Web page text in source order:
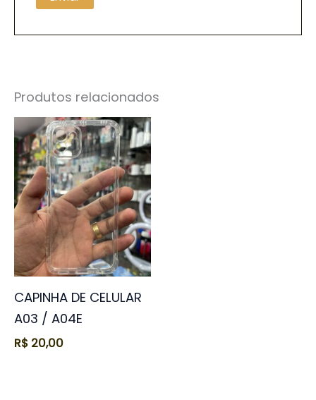
Produtos relacionados
CAPINHA DE CELULAR
A03 / A04E
R$ 20,00